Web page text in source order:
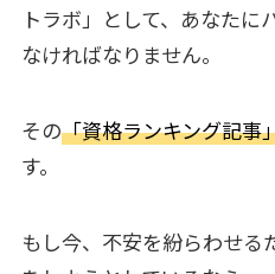
トラボ」として、あなたに
なければなりません。
その「資格ランキング記事
す。
もし今、不安を紛らわせる